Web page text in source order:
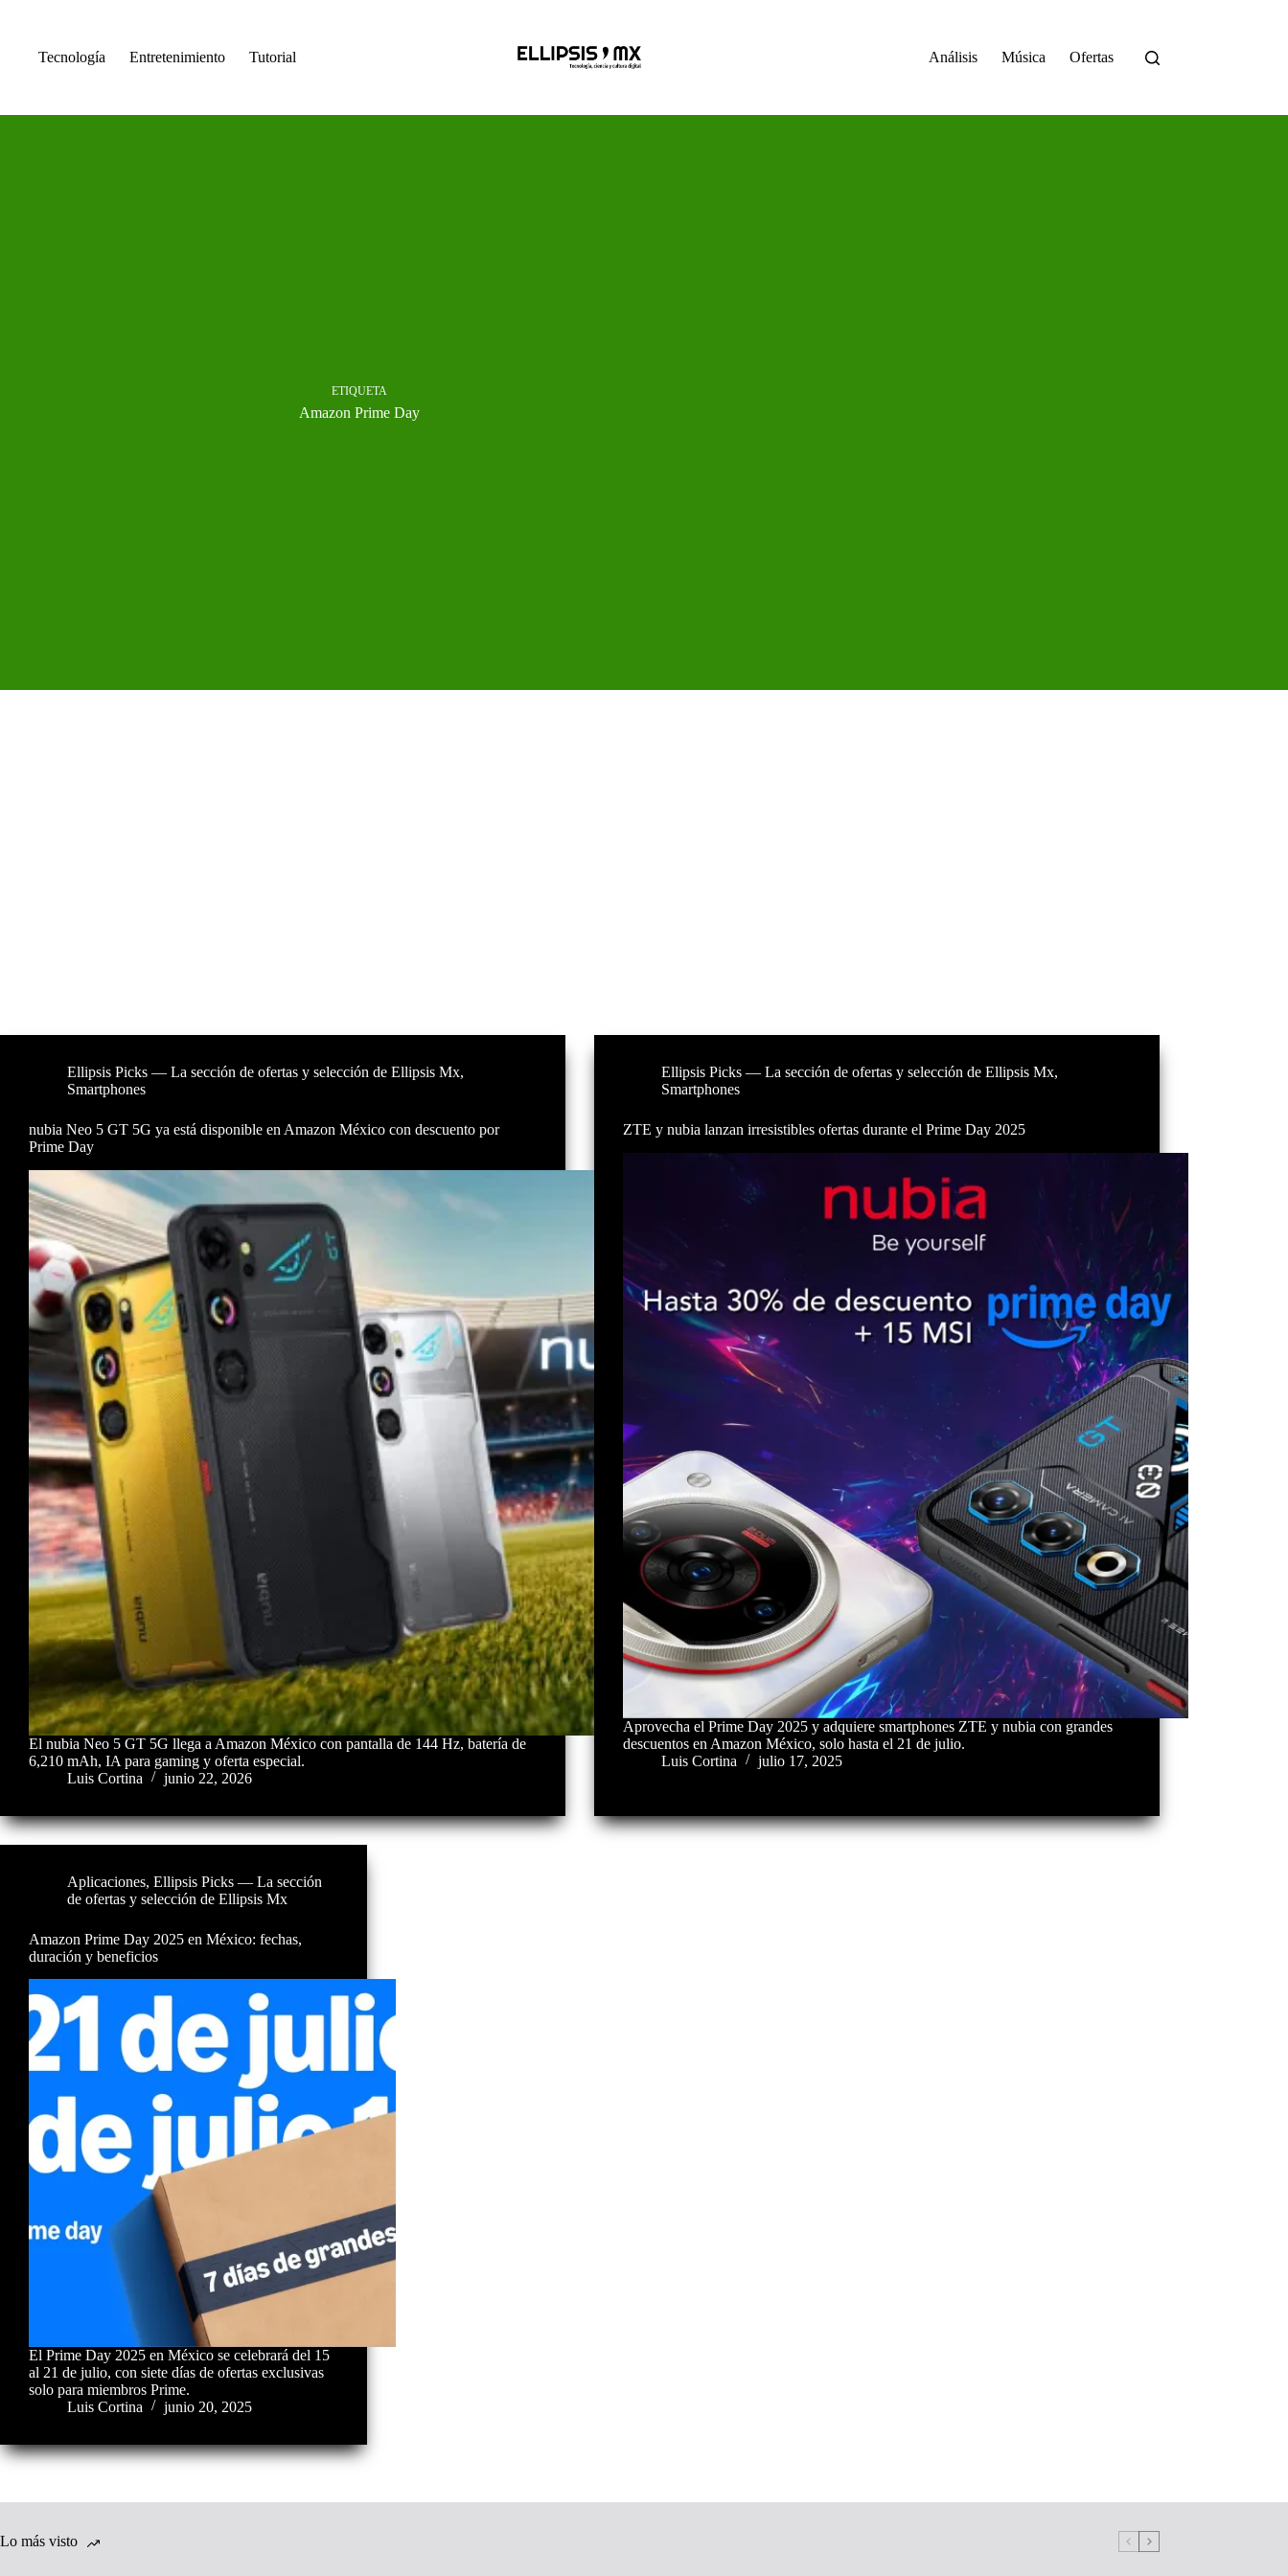
Tecnología
Entretenimiento Tutorial Análisis Música Ofertas
ETIQUETA
Amazon Prime Day
Ellipsis Picks — La sección de ofertas y selección de Ellipsis Mx,
Smartphones
nubia Neo 5 GT 5G ya está disponible en Amazon México con descuento por
Prime Day
El nubia Neo 5 GT 5G llega a Amazon México con pantalla de 144 Hz, batería de
6,210 mAh, IA para gaming y oferta especial.
Luis Cortina
junio 22, 2026
Ellipsis Picks — La sección de ofertas y selección de Ellipsis Mx,
Smartphones
ZTE y nubia lanzan irresistibles ofertas durante el Prime Day 2025
Aprovecha el Prime Day 2025 y adquiere smartphones ZTE y nubia con grandes
descuentos en Amazon México, solo hasta el 21 de julio.
Luis Cortina
julio 17, 2025
Aplicaciones, Ellipsis Picks — La sección
de ofertas y selección de Ellipsis Mx
Amazon Prime Day 2025 en México: fechas,
duración y beneficios
El Prime Day 2025 en México se celebrará del 15
al 21 de julio, con siete días de ofertas exclusivas
solo para miembros Prime.
Luis Cortina
junio 20, 2025
Lo más visto